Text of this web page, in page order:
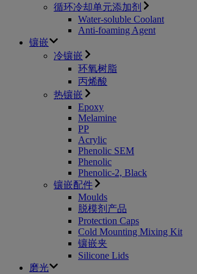
循环冷却单元添加剂
Water-soluble Coolant
Anti-foaming Agent
镶嵌
​冷镶嵌
环氧树脂
丙烯酸
​热镶嵌
Epoxy
Melamine
PP
Acrylic
Phenolic SEM
Phenolic
Phenolic-2, Black
​镶嵌配件
Moulds
脱模剂产品
Protection Caps
Cold Mounting Mixing Kit
镶嵌夹
Silicone Lids
磨光